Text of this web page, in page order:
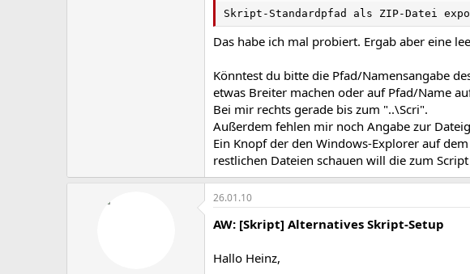
Skript-Standardpfad als ZIP-Datei
Das habe ich mal probiert. Ergab aber eine
Könntest du bitte die Pfad/Namensangabe
etwas Breiter machen oder auf Pfad/Name
Bei mir rechts gerade bis zum "..\Scri".
Außerdem fehlen mir noch Angabe zur
Ein Knopf der den Windows-Explorer auf
restlichen Dateien schauen will die zum
26.01.10
AW: [Skript] Alternatives Skript-Setup
Hallo Heinz,